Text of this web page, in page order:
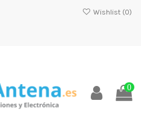
Wishlist (0)
0